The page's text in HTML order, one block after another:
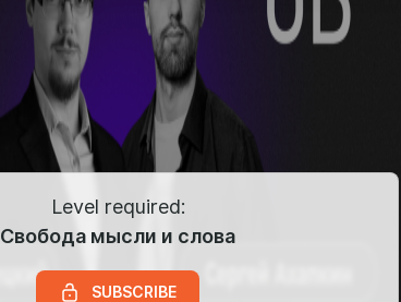
Level required:
Свобода мысли и слова
SUBSCRIBE